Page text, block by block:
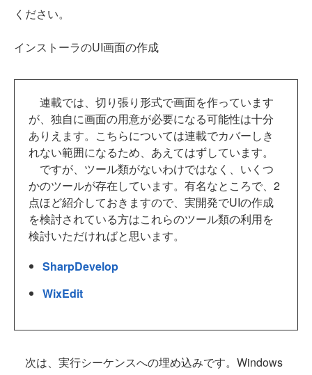
ください。
インストーラのUI画面の作成
連載では、切り張り形式で画面を作っています
が、独自に画面の用意が必要になる可能性は十分
ありえます。こちらについては連載でカバーしき
れない範囲になるため、あえてはずしています。
ですが、ツール類がないわけではなく、いくつ
かのツールが存在しています。有名なところで、2
点ほど紹介しておきますので、実開発でUIの作成
を検討されている方はこれらのツール類の利用を
検討いただければと思います。
SharpDevelop
WixEdit
次は、実行シーケンスへの埋め込みです。Windows